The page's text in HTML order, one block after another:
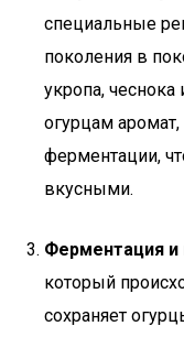
специальные
поколения в
укропа, чеснока
огурцам
ферментации,
вкусными.
Ферментация и
который
сохраняет